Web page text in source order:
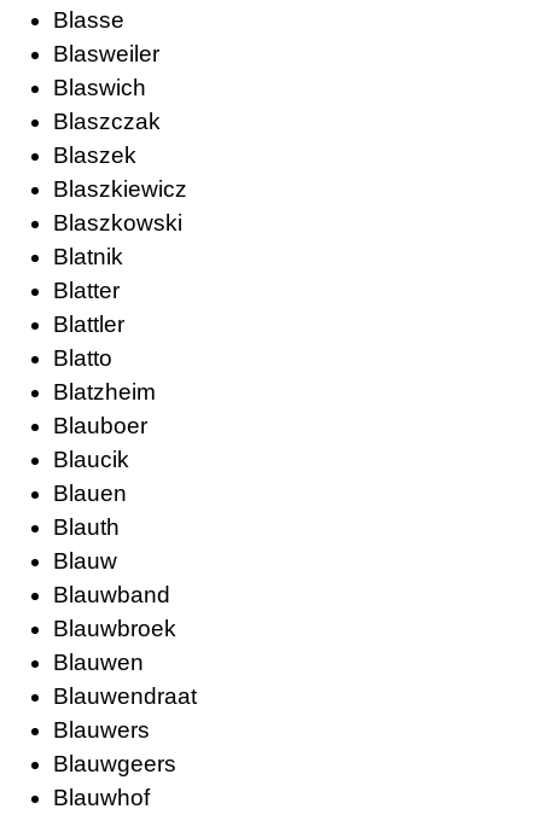
Blasse
Blasweiler
Blaswich
Blaszczak
Blaszek
Blaszkiewicz
Blaszkowski
Blatnik
Blatter
Blattler
Blatto
Blatzheim
Blauboer
Blaucik
Blauen
Blauth
Blauw
Blauwband
Blauwbroek
Blauwen
Blauwendraat
Blauwers
Blauwgeers
Blauwhof